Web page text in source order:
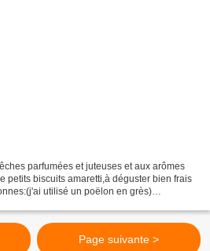
parfumées et juteuses et aux arômes
petits biscuits amaretti,à déguster bien frais
utilisé un poëlon en grès)
Page suivante >